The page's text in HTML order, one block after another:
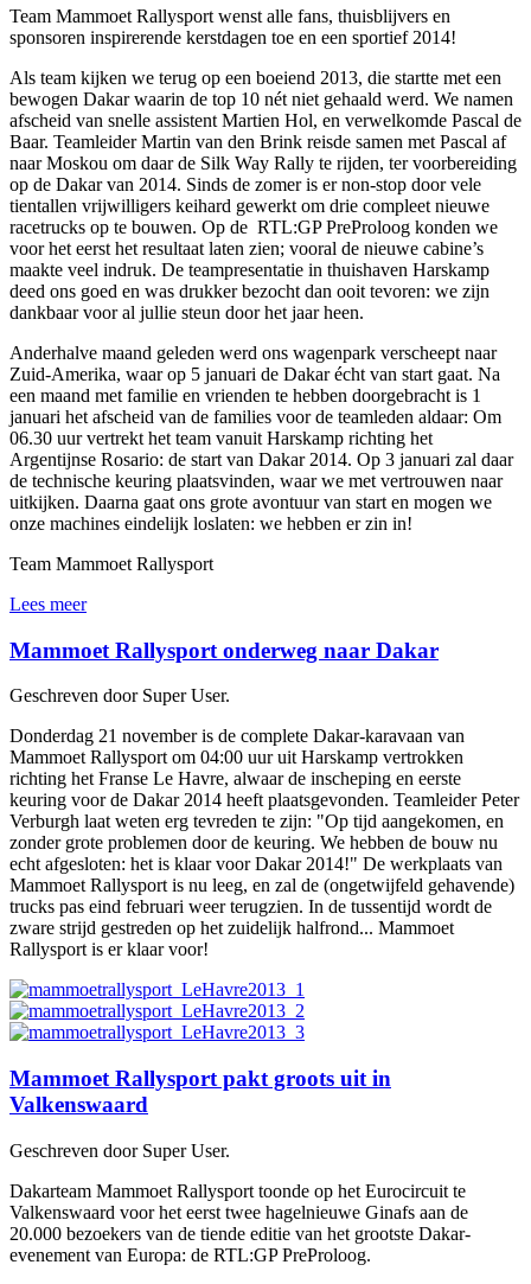
Team Mammoet Rallysport wenst alle fans, thuisblijvers en
sponsoren inspirerende kerstdagen toe en een sportief 2014!
Als team kijken we terug op een boeiend 2013, die startte met een
bewogen Dakar waarin de top 10 nét niet gehaald werd. We namen
afscheid van snelle assistent Martien Hol, en verwelkomde Pascal de
Baar. Teamleider Martin van den Brink reisde samen met Pascal af
naar Moskou om daar de Silk Way Rally te rijden, ter voorbereiding
op de Dakar van 2014. Sinds de zomer is er non-stop door vele
tientallen vrijwilligers keihard gewerkt om drie compleet nieuwe
racetrucks op te bouwen. Op de RTL:GP PreProloog konden we
voor het eerst het resultaat laten zien; vooral de nieuwe cabine’s
maakte veel indruk. De teampresentatie in thuishaven Harskamp
deed ons goed en was drukker bezocht dan ooit tevoren: we zijn
dankbaar voor al jullie steun door het jaar heen.
Anderhalve maand geleden werd ons wagenpark verscheept naar
Zuid-Amerika, waar op 5 januari de Dakar écht van start gaat. Na
een maand met familie en vrienden te hebben doorgebracht is 1
januari het afscheid van de families voor de teamleden aldaar: Om
06.30 uur vertrekt het team vanuit Harskamp richting het
Argentijnse Rosario: de start van Dakar 2014. Op 3 januari zal daar
de technische keuring plaatsvinden, waar we met vertrouwen naar
uitkijken. Daarna gaat ons grote avontuur van start en mogen we
onze machines eindelijk loslaten: we hebben er zin in!
Team Mammoet Rallysport
Lees meer
Mammoet Rallysport onderweg naar Dakar
Geschreven door Super User.
Donderdag 21 november is de complete Dakar-karavaan van
Mammoet Rallysport om 04:00 uur uit Harskamp vertrokken
richting het Franse Le Havre, alwaar de inscheping en eerste
keuring voor de Dakar 2014 heeft plaatsgevonden. Teamleider Peter
Verburgh laat weten erg tevreden te zijn: "Op tijd aangekomen, en
zonder grote problemen door de keuring. We hebben de bouw nu
echt afgesloten: het is klaar voor Dakar 2014!" De werkplaats van
Mammoet Rallysport is nu leeg, en zal de (ongetwijfeld gehavende)
trucks pas eind februari weer terugzien. In de tussentijd wordt de
zware strijd gestreden op het zuidelijk halfrond... Mammoet
Rallysport is er klaar voor!
Mammoet Rallysport pakt groots uit in
Valkenswaard
Geschreven door Super User.
Dakarteam Mammoet Rallysport toonde op het Eurocircuit te
Valkenswaard voor het eerst twee hagelnieuwe Ginafs aan de
20.000 bezoekers van de tiende editie van het grootste Dakar-
evenement van Europa: de RTL:GP PreProloog.